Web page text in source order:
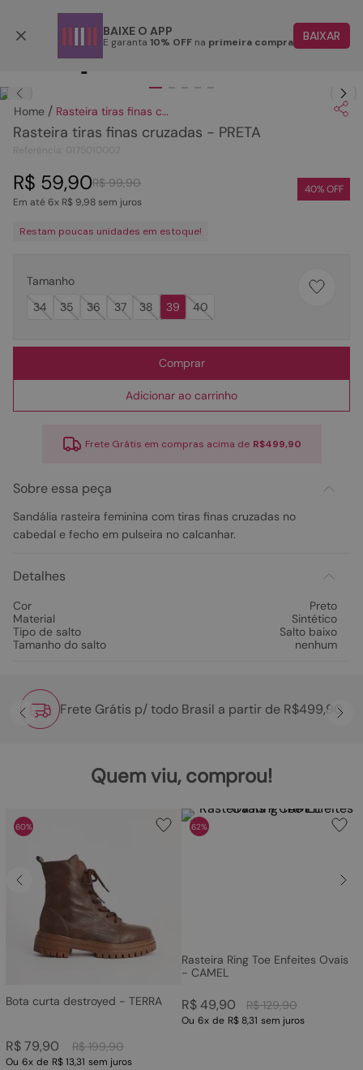
BAIXE O APP
E garanta 10% OFF na primeira compra BAIXAR
Rasteira tiras finas cruzadas - PRETA
Rasteira tiras finas cruzadas - PRETA
R$ 99,90
R$ 59,90
Em até6x R$ 9,98sem juros
40% OFF
Restam poucas unidades em estoque!
Tamanho
34
35 36 37 38 39 40
Comprar
Adicionar ao carrinho
Frete Grátis em compras acima de R$499,90
Sobre essa peça
Sandália rasteira feminina com tiras finas cruzadas no
cabedal e fecho em pulseira no calcanhar.
Detalhes
Cor
Preto
Material
Sintético
Tipo de salto
Salto baixo
Tamanho do salto
nenhum
Frete Grátis p/ todo Brasil a partir de R$499,90
Quem viu, comprou!
60%
Bota curta destroyed - TERRA
R$ 199,90
R$79,90
Ou 6x de R$ 13,31 sem juros
62%
Rasteira Ring Toe Enfeites Ovais
- CAMEL
R$ 129,90
R$49,90
Ou 6x de R$ 8,31 sem juros
1º
2º
tenis
4º
rasteira
5º
sandalia
6º
tamanco
sapatilha
couro
10º scarpin